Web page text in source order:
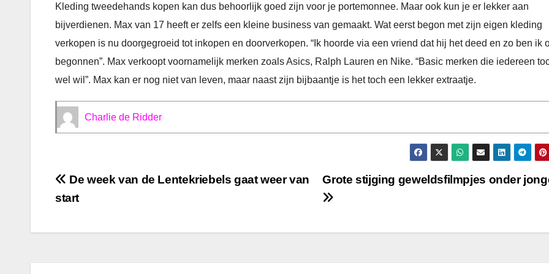
Kleding tweedehands kopen kan dus behoorlijk goed zijn voor je portemonnee. Maar ook kun je er lekker aan
bijverdienen. Max van 17 heeft er zelfs een kleine business van gemaakt. Wat eerst begon met zijn eigen kleding
verkopen is nu doorgegroeid tot inkopen en doorverkopen. “Ik hoorde via een vriend dat hij het deed en zo ben ik
begonnen”. Max verkoopt voornamelijk merken zoals Asics, Ralph Lauren en Nike. “Basic merken die iedereen
wel wil”. Max kan er nog niet van leven, maar naast zijn bijbaantje is het toch een lekker extraatje.
Charlie de Ridder
Bericht
navigatie
Grote stijging geweldsfilmpjes onder
De week van de Lentekriebels gaat weer van
start